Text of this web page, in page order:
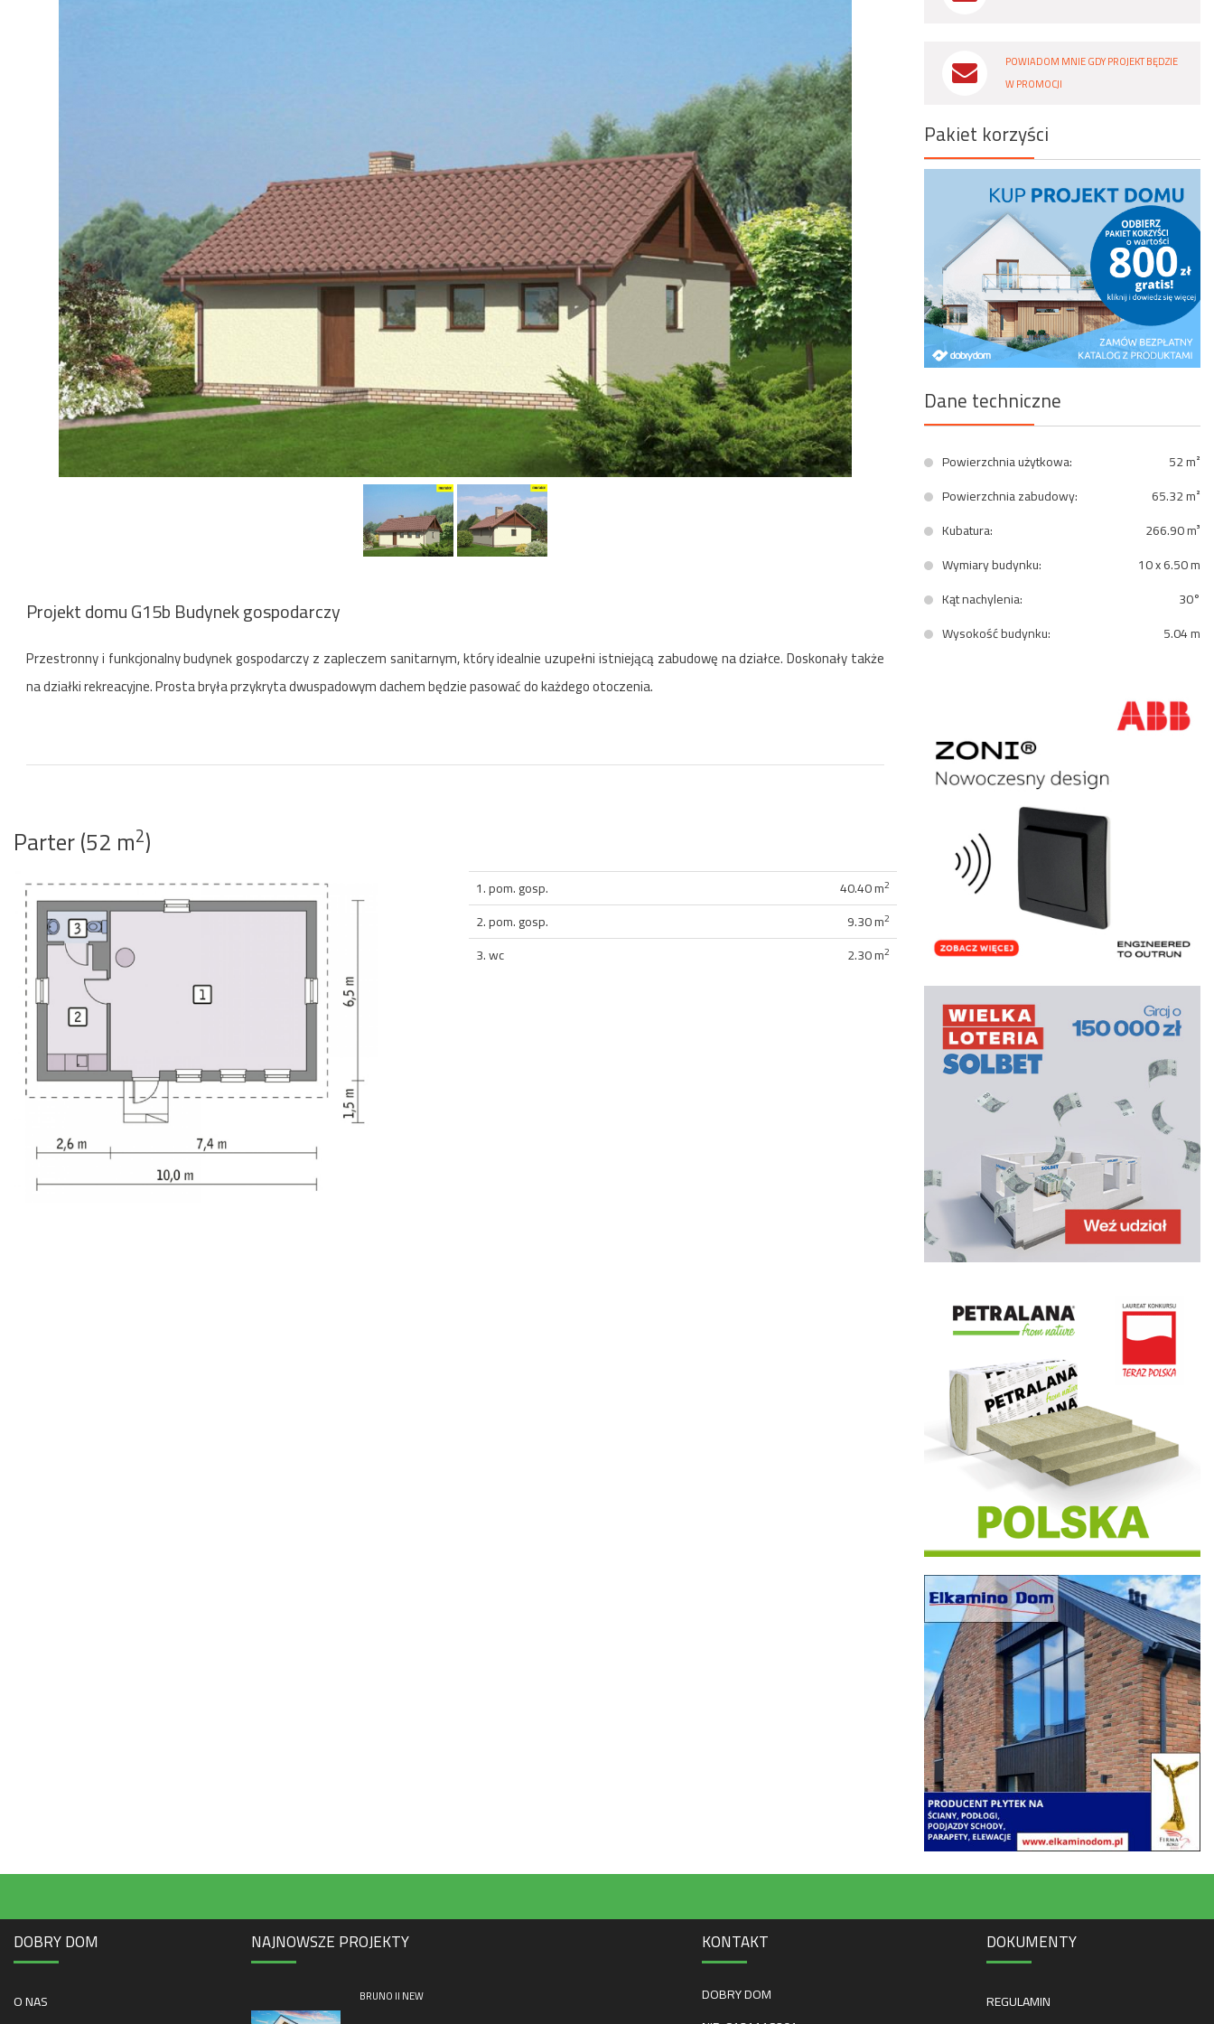
Projekt domu G15b Budynek gospodarczy
Przestronny i funkcjonalny budynek gospodarczy z zapleczem sanitarnym, który idealnie uzupełni istniejącą zabudowę na działce. Doskonały także
na działki rekreacyjne. Prosta bryła przykryta dwuspadowym dachem będzie pasować do każdego otoczenia.
Parter (52 m2)
1. pom. gosp. 40.40 m2
2. pom. gosp. 9.30 m2
3. wc 2.30 m2
POWIADOM MNIE GDY PROJEKT BĘDZIE
W PROMOCJI
Pakiet korzyści
Dane techniczne
Powierzchnia użytkowa:
52 m²
Powierzchnia zabudowy:
65.32 m²
Kubatura:
266.90 m³
Wymiary budynku:
10 x 6.50 m
Kąt nachylenia:
30°
Wysokość budynku:
5.04 m
DOBRY DOM
O NAS
NAJNOWSZE PROJEKTY
BRUNO II NEW
KONTAKT
DOBRY DOM
DOKUMENTY
REGULAMIN